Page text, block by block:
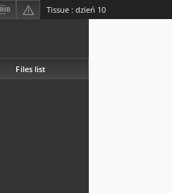
Tissue : dzień 10
Files list